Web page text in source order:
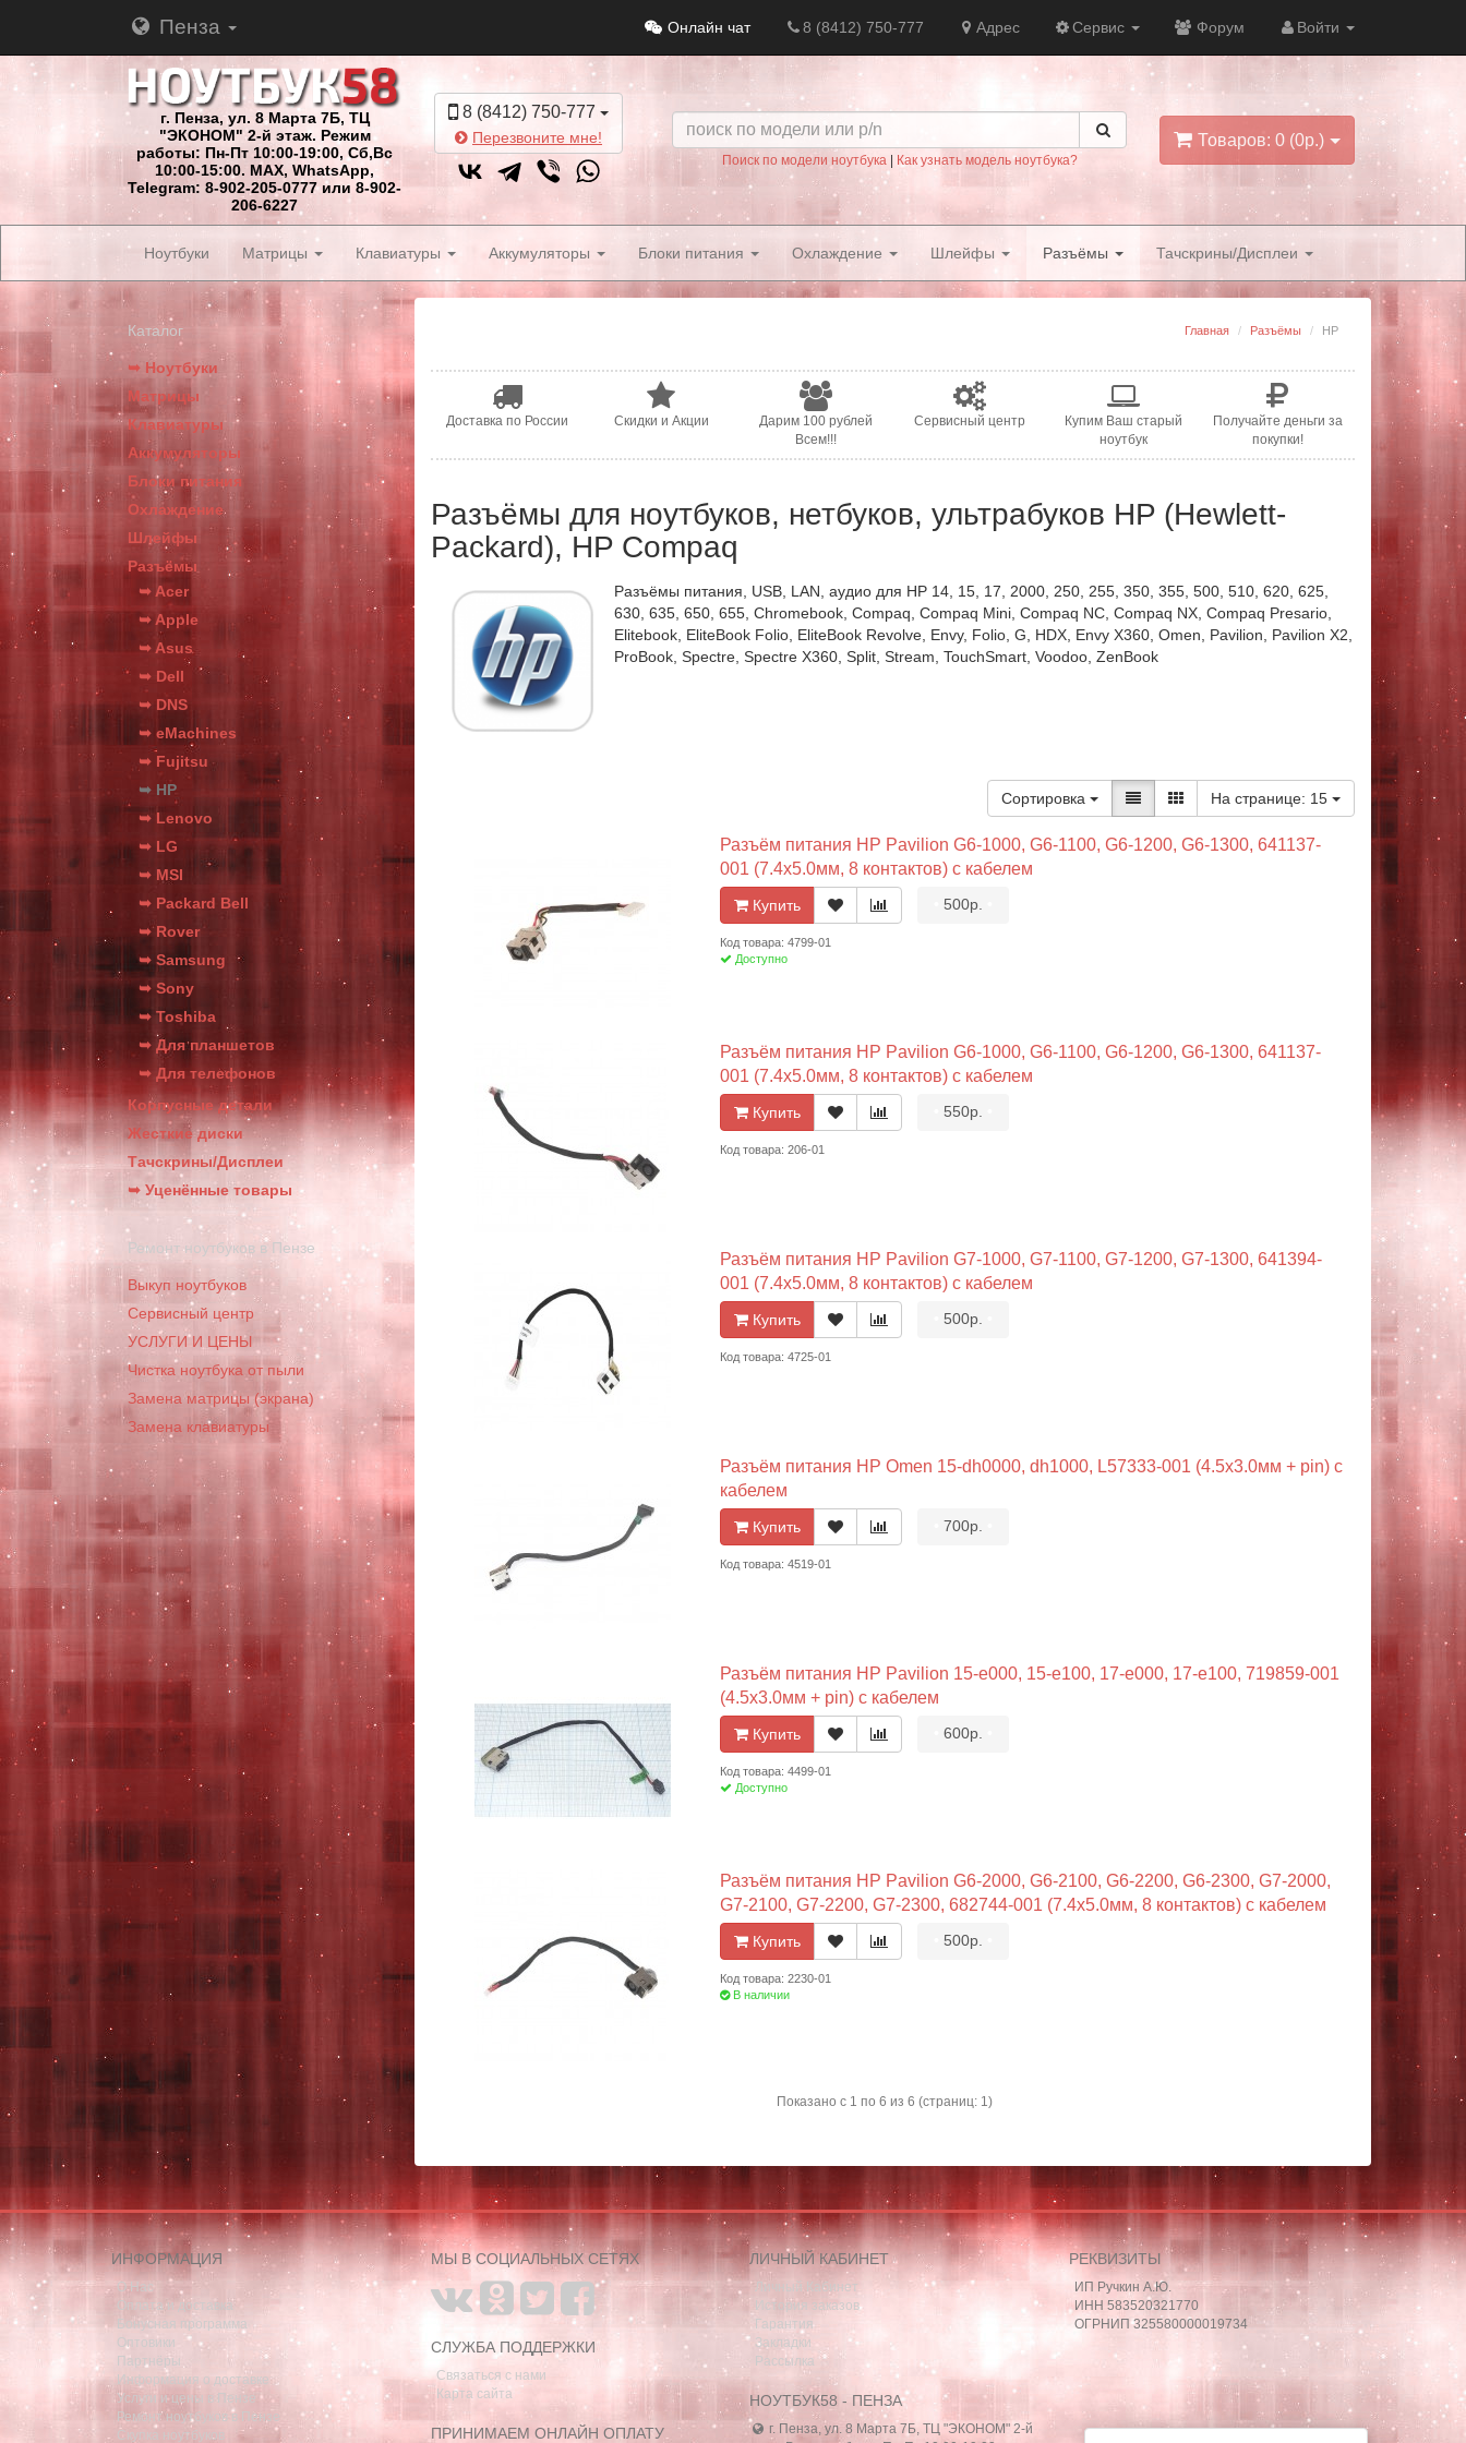
Пенза Онлайн чат 8 (8412) 750-777 Адрес Сервис Форум Войти
г. Пенза, ул. 8 Марта 7Б, ТЦ
"ЭКОНОМ" 2-й этаж. Режим
работы: Пн-Пт 10:00-19:00, Сб,Вс
10:00-15:00. MAX, WhatsApp,
Telegram: 8-902-205-0777 или 8-902-
206-6227
8 (8412) 750-777
Перезвоните мне!
Поиск по модели ноутбука| Как узнать модель ноутбука?
Товаров: 0 (0р.)
Ноутбуки Матрицы Клавиатуры Аккумуляторы Блоки питания Охлаждение Шлейфы Разъёмы Тачскрины/Дисплеи
Каталог
➥ Ноутбуки
Матрицы
Клавиатуры
Аккумуляторы
Блоки питания
Охлаждение
Шлейфы
Разъёмы
➥ Acer
➥ Apple
➥ Asus
➥ Dell
➥ DNS
➥ eMachines
➥ Fujitsu
➥ HP
➥ Lenovo
➥ LG
➥ MSI
➥ Packard Bell
➥ Rover
➥ Samsung
➥ Sony
➥ Toshiba
➥ Для планшетов
➥ Для телефонов
Корпусные детали
Жесткие диски
Тачскрины/Дисплеи
➥ Уценённые товары
Ремонт ноутбуков в Пензе
Выкуп ноутбуков
Сервисный центр
УСЛУГИ И ЦЕНЫ
Чистка ноутбука от пыли
Замена матрицы (экрана)
Замена клавиатуры
Главная Разъёмы HP
Доставка по России Скидки и Акции
Дарим 100 рублей
Всем!!!
Сервисный центр
Купим Ваш старый
ноутбук
Получайте деньги за
покупки!
Разъёмы для ноутбуков, нетбуков, ультрабуков HP (Hewlett-
Packard), HP Compaq
Разъёмы питания, USB, LAN, аудио для HP 14, 15, 17, 2000, 250, 255, 350, 355, 500, 510, 620, 625,
630, 635, 650, 655, Chromebook, Compaq, Compaq Mini, Compaq NC, Compaq NX, Compaq Presario,
Elitebook, EliteBook Folio, EliteBook Revolve, Envy, Folio, G, HDX, Envy X360, Omen, Pavilion, Pavilion X2,
ProBook, Spectre, Spectre X360, Split, Stream, TouchSmart, Voodoo, ZenBook
Сортировка На странице: 15
Разъём питания HP Pavilion G6-1000, G6-1100, G6-1200, G6-1300, 641137-
001 (7.4x5.0мм, 8 контактов) с кабелем
Купить 500р.
Код товара: 4799-01
Доступно
Разъём питания HP Pavilion G6-1000, G6-1100, G6-1200, G6-1300, 641137-
001 (7.4x5.0мм, 8 контактов) с кабелем
Купить 550р.
Код товара: 206-01
Разъём питания HP Pavilion G7-1000, G7-1100, G7-1200, G7-1300, 641394-
001 (7.4x5.0мм, 8 контактов) с кабелем
Купить 500р.
Код товара: 4725-01
Разъём питания HP Omen 15-dh0000, dh1000, L57333-001 (4.5x3.0мм + pin) с
кабелем
Купить 700р.
Код товара: 4519-01
Разъём питания HP Pavilion 15-e000, 15-e100, 17-e000, 17-e100, 719859-001
(4.5x3.0мм + pin) с кабелем
Купить 600р.
Код товара: 4499-01
Доступно
Разъём питания HP Pavilion G6-2000, G6-2100, G6-2200, G6-2300, G7-2000,
G7-2100, G7-2200, G7-2300, 682744-001 (7.4x5.0мм, 8 контактов) с кабелем
Купить 500р.
Код товара: 2230-01
В наличии
Показано с 1 по 6 из 6 (страниц: 1)
ИНФОРМАЦИЯ
О Нас
Оплата и доставка
Бонусная программа
Оптовики
Партнёры
Информация о доставке
Услуги и цены в Пензе
Ремонт ноутбуков в Пензе
Скупка ноутбуков
МЫ В СОЦИАЛЬНЫХ СЕТЯХ
СЛУЖБА ПОДДЕРЖКИ
Связаться с нами
Карта сайта
ПРИНИМАЕМ ОНЛАЙН ОПЛАТУ
ЛИЧНЫЙ КАБИНЕТ
Личный Кабинет
История заказов
Гарантия
Закладки
Рассылка
НОУТБУК58 - ПЕНЗА
г. Пенза, ул. 8 Марта 7Б, ТЦ "ЭКОНОМ" 2-й
РЕКВИЗИТЫ
ИП Ручкин А.Ю.
ИНН 583520321770
ОГРНИП 325580000019734